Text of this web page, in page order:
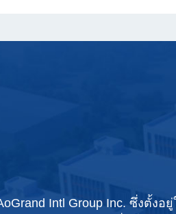
Intl Group Inc. ซึ่งตั้